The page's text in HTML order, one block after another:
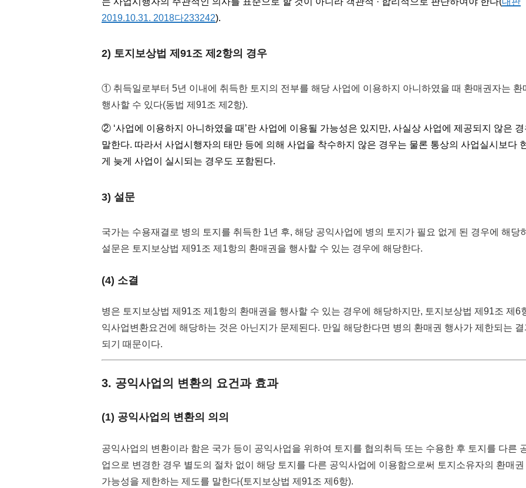
2019.10.31. 2018다233242).
2) 토지보상법 제91조 제2항의 경우
① 취득일로부터 5년 이내에 취득한 토지의 전부를 해당 사업에 이용하지 아니하였을 때 환매권자는 환
행사할 수 있다(동법 제91조 제2항).
② ‘사업에 이용하지 아니하였을 때’란 사업에 이용될 가능성은 있지만, 사실상 사업에 제공되지 않은 경
말한다. 따라서 사업시행자의 태만 등에 의해 사업을 착수하지 않은 경우는 물론 통상의 사업실시보다
게 늦게 사업이 실시되는 경우도 포함된다.
3) 설문
국가는 수용재결로 병의 토지를 취득한 1년 후, 해당 공익사업에 병의 토지가 필요 없게 된 경우에 해당
설문은 토지보상법 제91조 제1항의 환매권을 행사할 수 있는 경우에 해당한다.
(4) 소결
병은 토지보상법 제91조 제1항의 환매권을 행사할 수 있는 경우에 해당하지만, 토지보상법 제91조 제6
익사업변환요건에 해당하는 것은 아닌지가 문제된다. 만일 해당한다면 병의 환매권 행사가 제한되는
되기 때문이다.
3. 공익사업의 변환의 요건과 효과
(1) 공익사업의 변환의 의의
공익사업의 변환이라 함은 국가 등이 공익사업을 위하여 토지를 협의취득 또는 수용한 후 토지를 다른
업으로 변경한 경우 별도의 절차 없이 해당 토지를 다른 공익사업에 이용함으로써 토지소유자의 환매
가능성을 제한하는 제도를 말한다(토지보상법 제91조 제6항).